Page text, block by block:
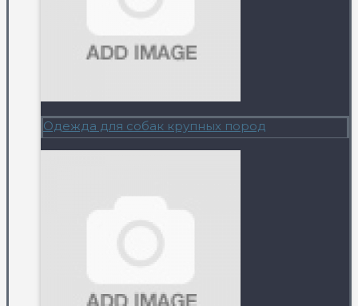
Одежда для собак крупных пород